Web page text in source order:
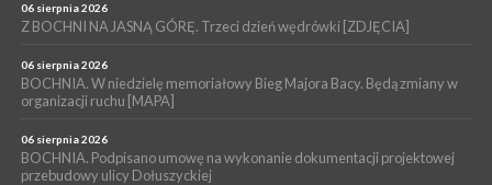
WYDARZENIA
BOCHNIA. Rusza Gospelowe Lato. To będą cztery dni radosnej
muzyki [PROGRAM KONCERTÓW]
06 sierpnia 2026
Z BOCHNI NA JASNĄ GÓRĘ. Trzeci dzień wędrówki [ZDJĘCIA]
06 sierpnia 2026
BOCHNIA. W niedzielę memoriałowy Bieg Majora Bacy. Będą zmiany w
organizacji ruchu [MAPA]
06 sierpnia 2026
BOCHNIA. Podpisano umowę na wykonanie dokumentacji projektowej
przebudowy ulicy Dołuszyckiej